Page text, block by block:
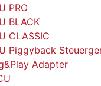
PRO
BLACK
CLASSIC
Piggyback
Adapter